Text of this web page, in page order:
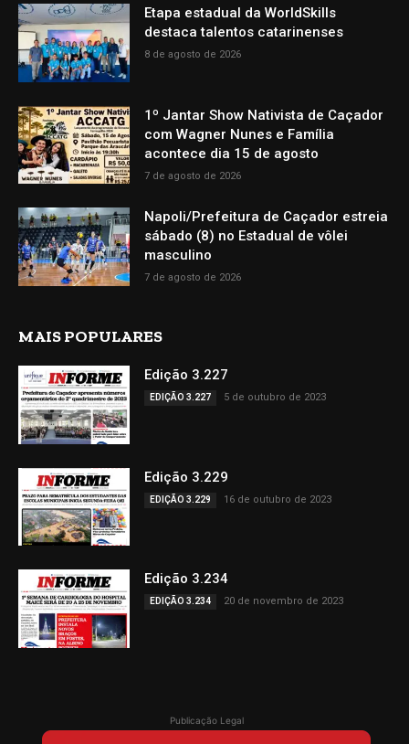
Etapa estadual da WorldSkills
destaca talentos catarinenses
8 de agosto de 2026
1º Jantar Show Nativista de Caçador
com Wagner Nunes e Família
acontece dia 15 de agosto
7 de agosto de 2026
Napoli/Prefeitura de Caçador estreia
sábado (8) no Estadual de vôlei
masculino
7 de agosto de 2026
MAIS POPULARES
Edição 3.227
EDIÇÃO 3.227 5 de outubro de 2023
Edição 3.229
EDIÇÃO 3.229 16 de outubro de 2023
Edição 3.234
EDIÇÃO 3.234 20 de novembro de 2023
Publicação Legal